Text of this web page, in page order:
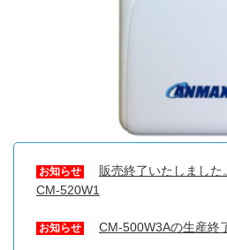
お知らせ
販売終了いたしまし
CM-520W1
お知らせ CM-500W3Aの生産終